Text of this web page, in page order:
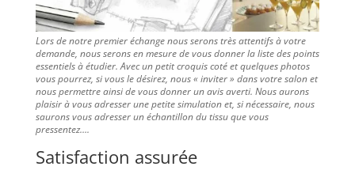
Lors de notre premier échange nous serons très attentifs à votre
demande, nous serons en mesure de vous donner la liste des points
essentiels à étudier. Avec un petit croquis coté et quelques photos
vous pourrez, si vous le désirez, nous « inviter » dans votre salon et
nous permettre ainsi de vous donner un avis averti. Nous aurons
plaisir à vous adresser une petite simulation et, si nécessaire, nous
saurons vous adresser un échantillon du tissu que vous
pressentez….
Satisfaction assurée